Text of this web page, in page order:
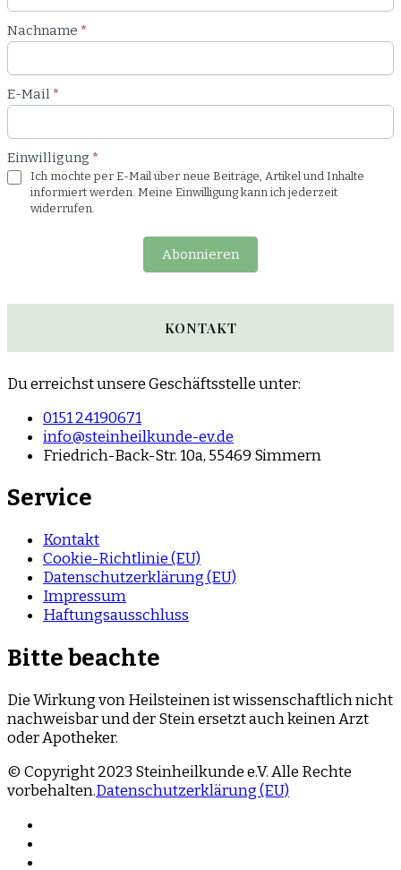
Nachname *
E-Mail *
Einwilligung *
Ich möchte per E-Mail über neue Beiträge, Artikel und Inhalte
informiert werden. Meine Einwilligung kann ich jederzeit
widerrufen.
Abonnieren
KONTAKT
Du erreichst unsere Geschäftsstelle unter:
0151 24190671
info@steinheilkunde-ev.de
Friedrich-Back-Str. 10a, 55469 Simmern
Service
Kontakt
Cookie-Richtlinie (EU)
Datenschutzerklärung (EU)
Impressum
Haftungsausschluss
Bitte beachte
Die Wirkung von Heilsteinen ist wissenschaftlich nicht
nachweisbar und der Stein ersetzt auch keinen Arzt
oder Apotheker.
© Copyright 2023 Steinheilkunde e.V. Alle Rechte
vorbehalten.Datenschutzerklärung (EU)